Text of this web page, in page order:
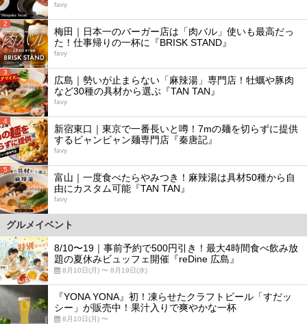
favy
2
梅田｜日本一のバーガー店は「肉バル」使いも最高だっ
た！仕事帰りの一杯に『BRISK STAND』
favy
3
広島｜勢いが止まらない「麻辣湯」専門店！牡蠣や豚肉
など30種の具材から選ぶ『TAN TAN』
favy
4
新宿東口｜東京で一番長いと噂！7mの麺を切らずに提供
するビャンビャン麺専門店『秦唐記』
favy
5
富山｜一度食べたらやみつき！麻辣湯は具材50種から自
由にカスタム可能『TAN TAN』
favy
グルメイベント
8/10〜19｜事前予約で500円引き！最大4時間食べ飲み放
題の夏休みビュッフェ開催『reDine 広島』
8月10日(月) 〜 8月19日(水)
『YONA YONA』初！凍らせたクラフトビール「すだッ
シー」が販売中！果汁入りで爽やかな一杯
8月10日(月) 〜